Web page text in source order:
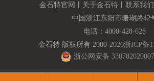
金石特官网 关于金石特 联系我们
中国浙江东阳市珊瑚路42
电话： 4000-428-628
金石特 版权所有 2000-2020浙ICP备
浙公网安备